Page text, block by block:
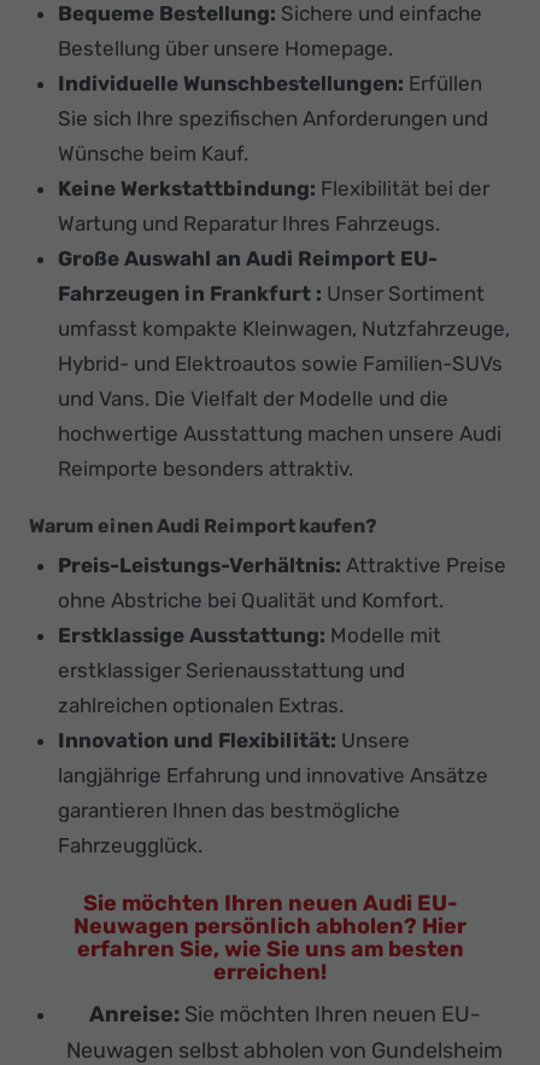
Bequeme Bestellung: Sichere und einfache
Bestellung über unsere Homepage.
Individuelle Wunschbestellungen: Erfüllen
Sie sich Ihre spezifischen Anforderungen und
Wünsche beim Kauf.
Keine Werkstattbindung: Flexibilität bei der
Wartung und Reparatur Ihres Fahrzeugs.
Große Auswahl an Audi Reimport EU-
Fahrzeugen in Frankfurt : Unser Sortiment
umfasst kompakte Kleinwagen, Nutzfahrzeuge,
Hybrid- und Elektroautos sowie Familien-SUVs
und Vans. Die Vielfalt der Modelle und die
hochwertige Ausstattung machen unsere Audi
Reimporte besonders attraktiv.
Warum einen Audi Reimport kaufen?
Preis-Leistungs-Verhältnis: Attraktive Preise
ohne Abstriche bei Qualität und Komfort.
Erstklassige Ausstattung: Modelle mit
erstklassiger Serienausstattung und
zahlreichen optionalen Extras.
Innovation und Flexibilität: Unsere
langjährige Erfahrung und innovative Ansätze
garantieren Ihnen das bestmögliche
Fahrzeugglück.
Sie möchten Ihren neuen Audi EU-
Neuwagen persönlich abholen? Hier
erfahren Sie, wie Sie uns am besten
erreichen!
Anreise: Sie möchten Ihren neuen EU-
Neuwagen selbst abholen von Gundelsheim